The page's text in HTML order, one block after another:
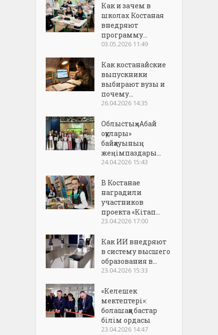
Как и зачем в
школах Костаная
внедряют
программу...
03.05.2026 11:49
Как костанайские
выпускники
выбирают вузы и
почему...
26.04.2026 14:35
Облыстық «Абай
оқулары»
байқауының
жеңімпаздары...
24.04.2026 15:43
В Костанае
наградили
участников
проекта «Кітап...
23.04.2026 17:00
Как ИИ внедряют
в систему высшего
образования в...
23.04.2026 15:33
«Келешек
мектептері»:
болашаққа бастар
білім ордасы
23.04.2026 14:47